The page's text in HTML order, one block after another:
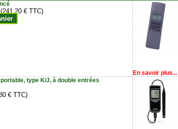
(241.20 € TTC)
En savoir plus...
type K/J, à double entrées
€ TTC)